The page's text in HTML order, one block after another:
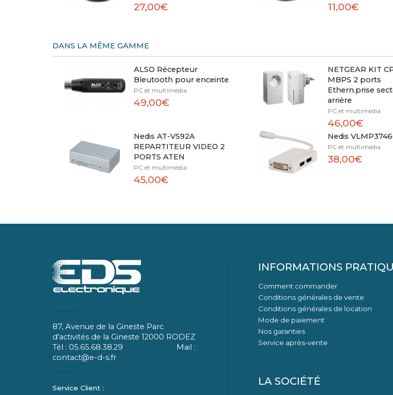
27,00€ 11,00€
DANS LA MÊME GAMME
ALSO Récepteur
Bleutooth pour enceinte
PC et multimédia
49,00€
NETGEAR KIT
MBPS 2 ports
Ethern.prise
arrière
PC et multimédia
46,00€
Nedis AT-VS92A
REPARTITEUR VIDEO 2
PORTS ATEN
PC et multimédia
45,00€
Nedis
PC et multimédia
38,00€
87, Avenue de la Gineste Parc
d'activités de la Gineste 12000 RODEZ
Tél : 05.65.68.38.29 Mail :
contact@e-d-s.fr
INFORMATIONS
Comment commander
Conditions générales de vente
Conditions générales de location
Mode de paiement
Nos garanties
Service après-vente
LA SOCIÉTÉ